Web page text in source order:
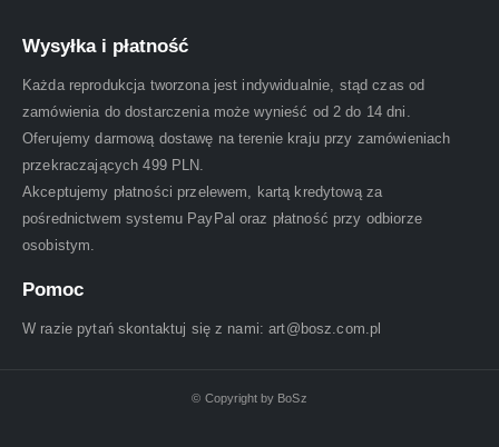
Wysyłka i płatność
Każda reprodukcja tworzona jest indywidualnie, stąd czas od
zamówienia do dostarczenia może wynieść od 2 do 14 dni.
Oferujemy darmową dostawę na terenie kraju przy zamówieniach
przekraczających 499 PLN.
Akceptujemy płatności przelewem, kartą kredytową za
pośrednictwem systemu PayPal oraz płatność przy odbiorze
osobistym.
Pomoc
W razie pytań skontaktuj się z nami: art@bosz.com.pl
© Copyright by BoSz